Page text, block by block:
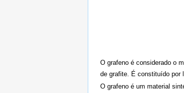
O grafeno é considerado o
de grafite. É constituído por
O grafeno é um material